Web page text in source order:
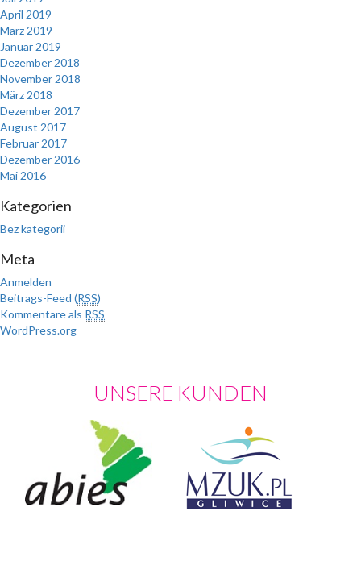
April 2019
März 2019
Januar 2019
Dezember 2018
November 2018
März 2018
Dezember 2017
August 2017
Februar 2017
Dezember 2016
Mai 2016
Kategorien
Bez kategorii
Meta
Anmelden
Beitrags-Feed (RSS)
Kommentare als RSS
WordPress.org
UNSERE KUNDEN